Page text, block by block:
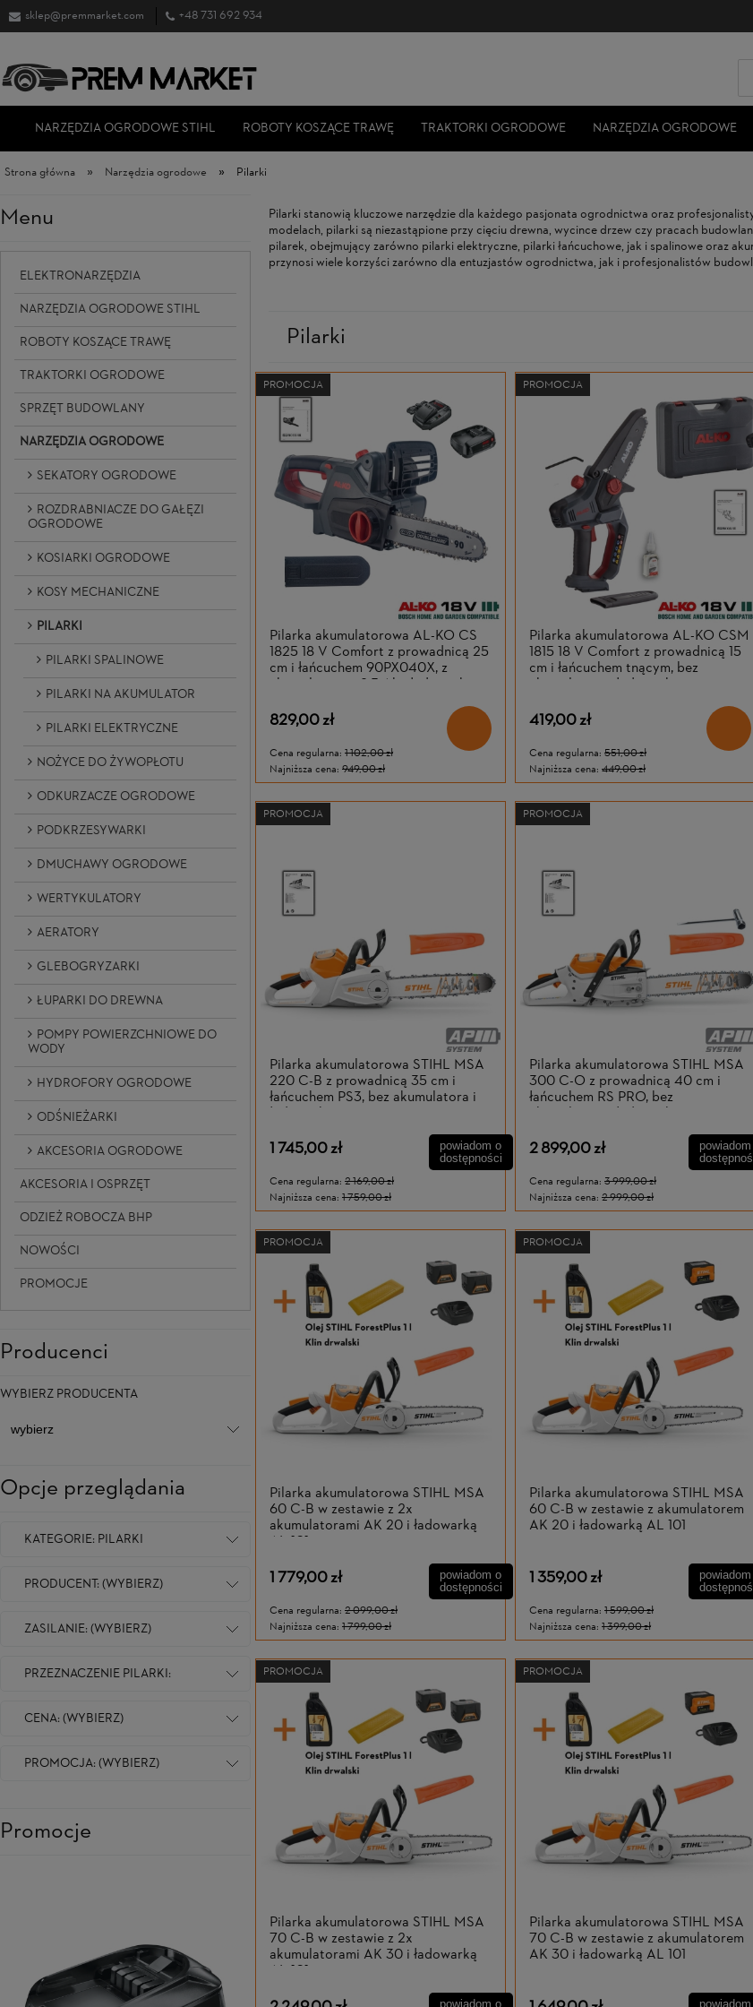
sklep@premmarket.com +48 731 692 934
NARZĘDZIA OGRODOWE STIHL ROBOTY KOSZĄCE TRAWĘ TRAKTORKI OGRODOWE NARZĘDZIA OGRODOWE
Strona główna » Narzędzia ogrodowe » Pilarki
Menu
ELEKTRONARZĘDZIA
NARZĘDZIA OGRODOWE STIHL
ROBOTY KOSZĄCE TRAWĘ
TRAKTORKI OGRODOWE
SPRZĘT BUDOWLANY
NARZĘDZIA OGRODOWE
SEKATORY OGRODOWE
ROZDRABNIACZE DO GAŁĘZI
OGRODOWE
KOSIARKI OGRODOWE
KOSY MECHANICZNE
PILARKI
PILARKI SPALINOWE
PILARKI NA AKUMULATOR
PILARKI ELEKTRYCZNE
NOŻYCE DO ŻYWOPŁOTU
ODKURZACZE OGRODOWE
PODKRZESYWARKI
DMUCHAWY OGRODOWE
WERTYKULATORY
AERATORY
GLEBOGRYZARKI
ŁUPARKI DO DREWNA
POMPY POWIERZCHNIOWE DO
WODY
HYDROFORY OGRODOWE
ODŚNIEŻARKI
AKCESORIA OGRODOWE
AKCESORIA I OSPRZĘT
ODZIEŻ ROBOCZA BHP
NOWOŚCI
PROMOCJE
Producenci
WYBIERZ PRODUCENTA
Opcje przeglądania
KATEGORIE: PILARKI
PRODUCENT: (WYBIERZ)
ZASILANIE: (WYBIERZ)
PRZEZNACZENIE PILARKI:
(WYBIERZ)
CENA: (WYBIERZ)
PROMOCJA: (WYBIERZ)
Promocje
Pilarki stanowią kluczowe narzędzie dla każdego pasjonata ogrodnictwa oraz
modelach, pilarki są niezastąpione przy cięciu drewna, wycince drzew czy pracach
pilarek, obejmujący zarówno pilarki elektryczne, pilarki łańcuchowe, jak i spalinowe oraz
przynosi wiele korzyści zarówno dla entuzjastów ogrodnictwa, jak i profesjonalistów
Pilarki
Pilarka akumulatorowa AL-KO CS
1825 18 V Comfort z prowadnicą 25
cm i łańcuchem 90PX040X, z
akumulatorem 2,5 Ah i ładowarką
829,00 zł
Cena regularna: 1 102,00 zł
Najniższa cena: 949,00 zł
PROMOCJA
Pilarka akumulatorowa AL-KO CSM
1815 18 V Comfort z prowadnicą 15
cm i łańcuchem tnącym, bez
akumulatora i ładowarki
419,00 zł
Cena regularna: 551,00 zł
Najniższa cena: 449,00 zł
PROMOCJA
Pilarka akumulatorowa STIHL MSA
220 C-B z prowadnicą 35 cm i
łańcuchem PS3, bez akumulatora i
ładowarki
1 745,00 zł
Cena regularna: 2 169,00 zł
Najniższa cena: 1 759,00 zł
powiadom o
dostępności
PROMOCJA
Pilarka akumulatorowa STIHL MSA
300 C-O z prowadnicą 40 cm i
łańcuchem RS PRO, bez
akumulatora i ładowarki
2 899,00 zł
Cena regularna: 3 999,00 zł
Najniższa cena: 2 999,00 zł
PROMOCJA
Pilarka akumulatorowa STIHL MSA
60 C-B w zestawie z 2x
akumulatorami AK 20 i ładowarką
AL 101
1 779,00 zł
Cena regularna: 2 099,00 zł
Najniższa cena: 1 799,00 zł
powiadom o
dostępności
PROMOCJA
Pilarka akumulatorowa STIHL MSA
60 C-B w zestawie z akumulatorem
AK 20 i ładowarką AL 101
1 359,00 zł
Cena regularna: 1 599,00 zł
Najniższa cena: 1 399,00 zł
PROMOCJA
Pilarka akumulatorowa STIHL MSA
70 C-B w zestawie z 2x
akumulatorami AK 30 i ładowarką
AL 101
powiadom o
PROMOCJA
Pilarka akumulatorowa STIHL MSA
70 C-B w zestawie z akumulatorem
AK 30 i ładowarką AL 101
PROMOCJA